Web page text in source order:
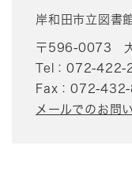
岸和田市立図書
〒596-0073
Tel：072-
Fax：072-
メールでのお問